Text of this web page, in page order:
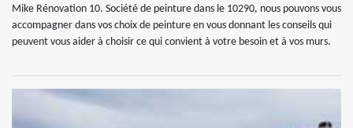
Mike Rénovation 10. Société de peinture dans le 10290, nous pouvons vous
accompagner dans vos choix de peinture en vous donnant les conseils qui
peuvent vous aider à choisir ce qui convient à votre besoin et à vos murs.